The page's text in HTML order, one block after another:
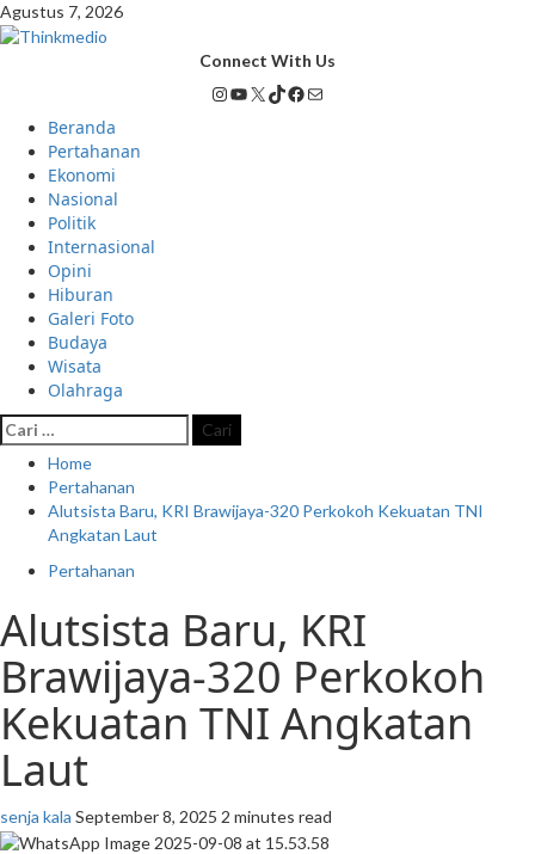
Agustus 7, 2026
Connect With Us
Beranda
Pertahanan
Ekonomi
Nasional
Politik
Internasional
Opini
Hiburan
Galeri Foto
Budaya
Wisata
Olahraga
Home
Pertahanan
Alutsista Baru, KRI Brawijaya-320 Perkokoh Kekuatan TNI
Angkatan Laut
Pertahanan
Alutsista Baru, KRI
Brawijaya-320 Perkokoh
Kekuatan TNI Angkatan
Laut
senja kala September 8, 2025 2 minutes read